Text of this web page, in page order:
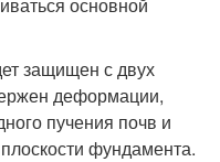
защищен с двух
деформации,
пучения почв и
фундамента.